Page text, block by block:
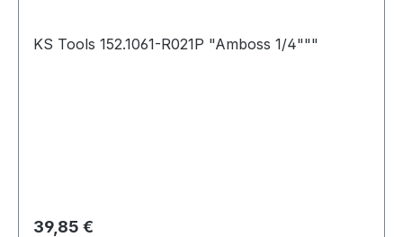
KS Tools 152.1061-R021P "Amboss 1/4"""
Regulärer Preis:
39,85 €